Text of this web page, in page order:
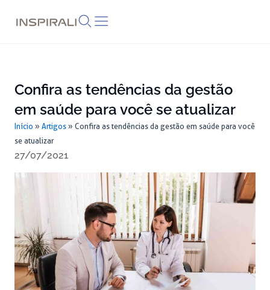
Confira as tendências da gestão
em saúde para você se atualizar
Início » Artigos » Confira as tendências da gestão em saúde para você
se atualizar
27/07/2021